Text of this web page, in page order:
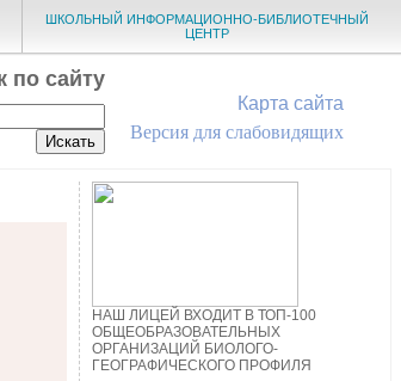
ШКОЛЬНЫЙ ИНФОРМАЦИОННО-БИБЛИОТЕЧНЫЙ
ЦЕНТР
по сайту
Карта сайта
Версия для слабовидящих
НАШ ЛИЦЕЙ ВХОДИТ В ТОП-100
ОБЩЕОБРАЗОВАТЕЛЬНЫХ
ОРГАНИЗАЦИЙ БИОЛОГО-
ГЕОГРАФИЧЕСКОГО ПРОФИЛЯ